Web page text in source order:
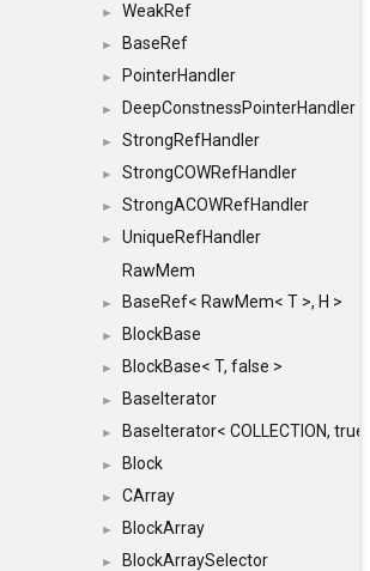
► WeakRef
► BaseRef
► PointerHandler
► DeepConstnessPointerHandler
► StrongRefHandler
► StrongCOWRefHandler
► StrongACOWRefHandler
►
UniqueRefHandler
RawMem
► BaseRef< RawMem< T >, H >
► BlockBase
► BlockBase< T, false >
► BaseIterator
► BaseIterator< COLLECTION, true >
► Block
► CArray
► BlockArray
► BlockArraySelector